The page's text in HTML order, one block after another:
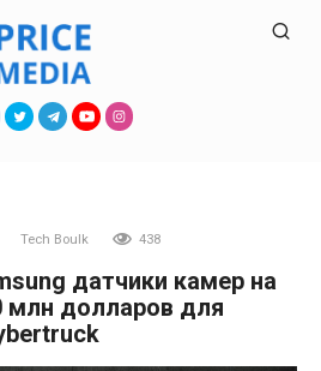
Tech Boulk 438
датчики камер на
млн долларов для